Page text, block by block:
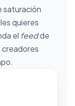
saturación
quieres
el feedde